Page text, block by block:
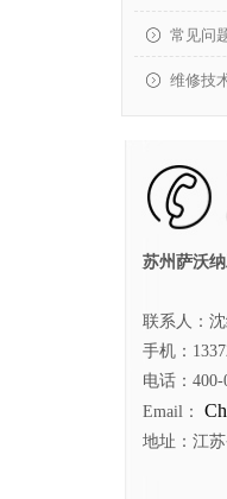
常见问
维修技
苏州萨沃
联系人：
手机：
电话：400-
Email：
地址：江